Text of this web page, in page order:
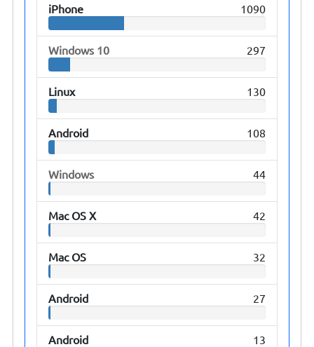
iPhone 1090
Windows 10 297
Linux 130
Android 108
Windows 44
Mac OS X 42
Mac OS 32
Android 27
Android 13